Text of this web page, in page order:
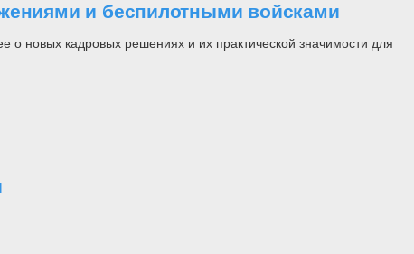
и беспилотными войсками
о новых кадровых решениях и их практической значимости для